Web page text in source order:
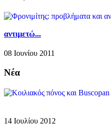
αντιμετώ...
08 Ιουνίου 2011
Νέα
14 Ιουλίου 2012